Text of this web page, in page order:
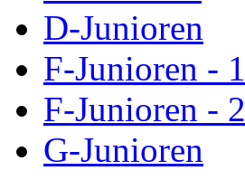
D-Junioren
F-Junioren - 1
F-Junioren - 2
G-Junioren